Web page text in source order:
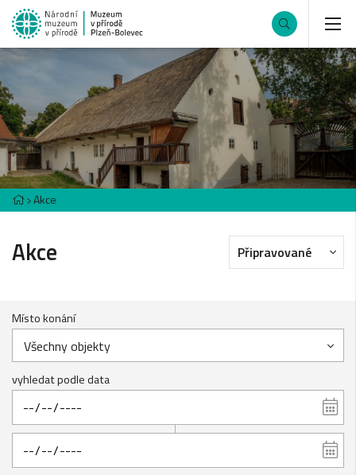
Akce
Akce Připravované
Místo konání
Všechny objekty
vyhledat podle data